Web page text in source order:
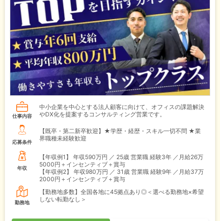
仕事内容
中小企業を中心とする法人顧客に向けて、オフィスの課題解決
やDX化を提案するコンサルティング営業です。
応募条件
【既卒・第二新卒歓迎】★学歴・経歴・スキル一切不問 ★業
界職種未経験歓迎
年収
【年収例1】
年収590万円 ／ 25歳 営業職 経験3年 ／月給26万
5000円＋インセンティブ＋賞与
【年収例2】
年収980万円 ／ 31歳 営業職 経験9年 ／月給37万
2000円＋インセンティブ＋賞与
勤務地
【勤務地多数】全国各地に45拠点あり◎＜選べる勤務地×希望
しない転勤なし＞